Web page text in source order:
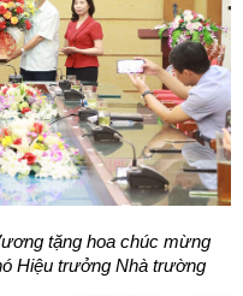
tặng hoa chúc mừng
Hiệu trưởng Nhà trường